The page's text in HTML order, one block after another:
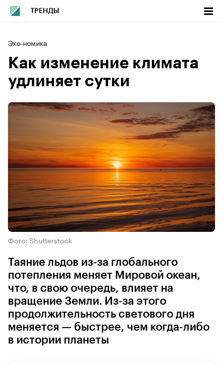
ТРЕНДЫ
Эко-номика
Как изменение климата
удлиняет сутки
Фото: Shutterstock
Таяние льдов из-за глобального
потепления меняет Мировой океан,
что, в свою очередь, влияет на
вращение Земли. Из-за этого
продолжительность светового дня
меняется — быстрее, чем когда-либо
в истории планеты